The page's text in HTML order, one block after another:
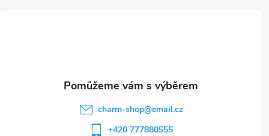
charm-shop@email.cz
+420 777880555